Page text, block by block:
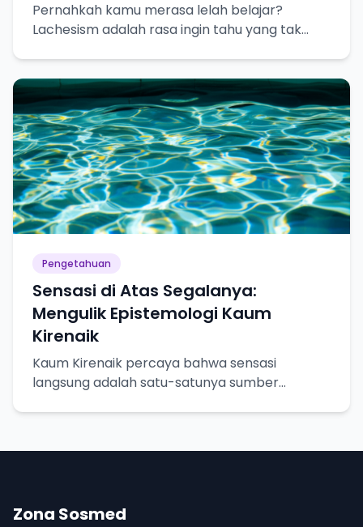
Pernahkah kamu merasa lelah belajar?
Lachesism adalah rasa ingin tahu yang tak
Pengetahuan
Sensasi di Atas Segalanya:
Mengulik Epistemologi Kaum
Kirenaik
Kaum Kirenaik percaya bahwa sensasi
langsung adalah satu-satunya sumber
Zona Sosmed